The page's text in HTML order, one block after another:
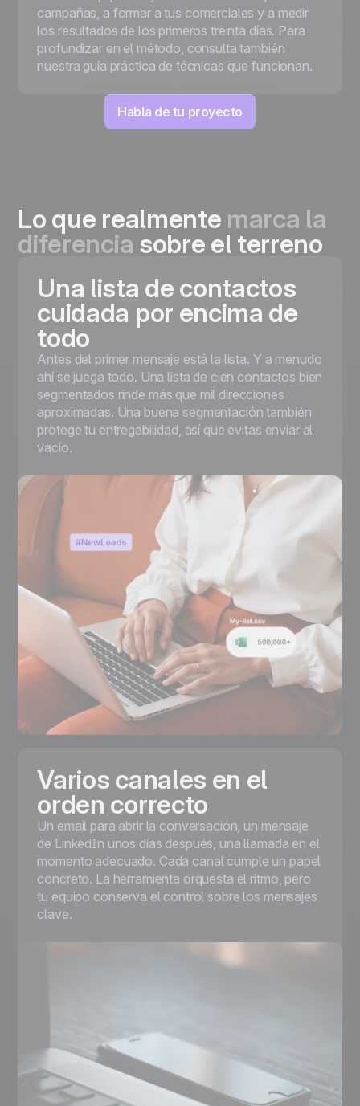
campañas, a formar a tus comerciales y a medir
los resultados de los primeros treinta días. Para
profundizar en el método, consulta también
nuestra guía práctica de técnicas que funcionan.
Habla de tu proyecto
Lo que realmente marca la
diferencia sobre el terreno
Una lista de contactos
cuidada por encima de
todo
Antes del primer mensaje está la lista. Y a menudo
ahí se juega todo. Una lista de cien contactos bien
segmentados rinde más que mil direcciones
aproximadas. Una buena segmentación también
protege tu entregabilidad, así que evitas enviar al
vacío.
Varios canales en el
orden correcto
Un email para abrir la conversación, un mensaje
de LinkedIn unos días después, una llamada en el
momento adecuado. Cada canal cumple un papel
concreto. La herramienta orquesta el ritmo, pero
tu equipo conserva el control sobre los mensajes
clave.